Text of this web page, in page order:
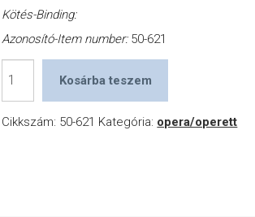
Kötés-Binding:
Azonosító-Item number: 50-621
-
Kosárba teszem
Cikkszám: 50-621 Kategória: opera/operett